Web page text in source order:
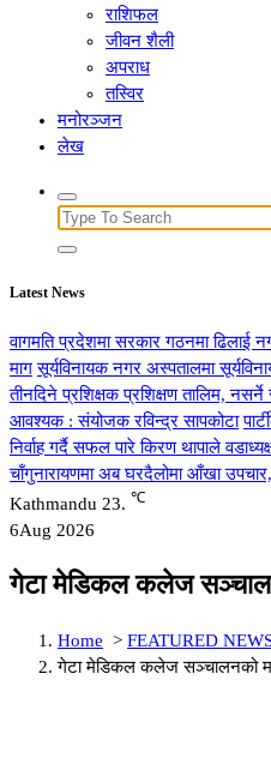
राशिफल
जीवन शैली
अपराध
तस्विर
मनोरञ्जन
लेख
Search
for:
Latest News
वागमति प्रदेशमा सरकार गठनमा
माग सूर्यविनायक नगर अस्पतालमा
तीनदिने प्रशिक्षक प्रशिक्षण तालिम,
आवश्यक : संयोजक रविन्द्र सापकोटा
निर्वाह गर्दै सफल पारे किरण थापाले
चाँगुनारायणमा अब घरदैलोमा आँखा
Kathmandu 23. ℃
6Aug 2026
गेटा मेडिकल कलेज
Home > FEATURED
गेटा मेडिकल कलेज सञ्चालनको